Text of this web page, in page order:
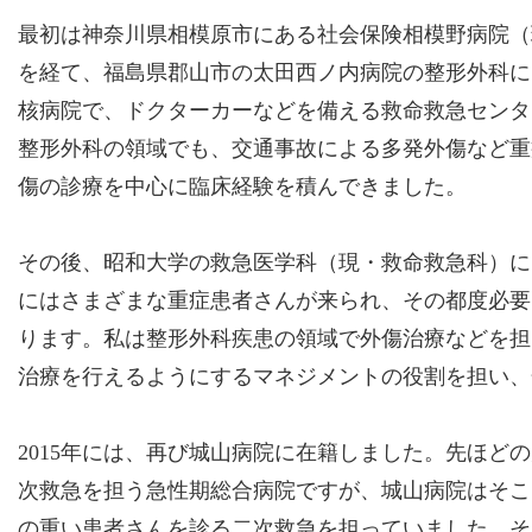
最初は神奈川県相模原市にある社会保険相模野病院
を経て、福島県郡山市の太田西ノ内病院の整形外科
核病院で、ドクターカーなどを備える救命救急セン
整形外科の領域でも、交通事故による多発外傷など
傷の診療を中心に臨床経験を積んできました。
その後、昭和大学の救急医学科（現・救命救急科）
にはさまざまな重症患者さんが来られ、その都度必
ります。私は整形外科疾患の領域で外傷治療などを
治療を行えるようにするマネジメントの役割を担い
2015年には、再び城山病院に在籍しました。先ほど
次救急を担う急性期総合病院ですが、城山病院はそ